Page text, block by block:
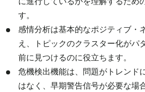
す。
感情分析は基本的なポジティブ・
え、トピックのクラスター化がパ
前に見つけるのに役立ちます。
危機検出機能は、問題がトレンド
はなく、早期警告信号が必要な場